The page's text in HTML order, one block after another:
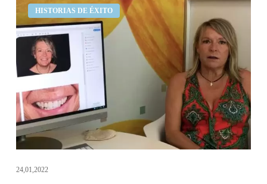
HISTORIAS DE ÉXITO
sido
cómodo,
indoloro
y
24,01,2022